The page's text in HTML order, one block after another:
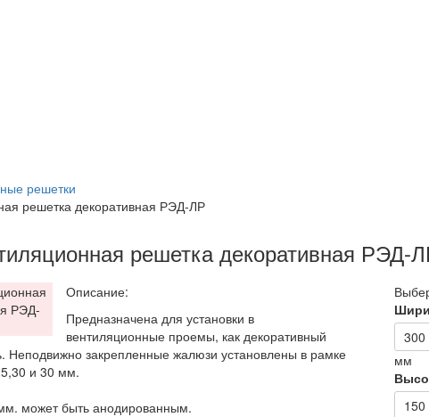
решетка декоративная РЭД-
Описание:
Предназначена для установки в
вентиляционные проемы, как декоративный
Неподвижно закрепленные жалюзи установлены в рамке
и 30 мм.
может быть анодированным.
мм
решетки
решетка декоративная РЭД-ЛР